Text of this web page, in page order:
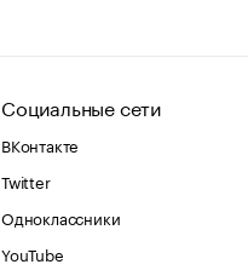
Социальные сети
ВКонтакте
Twitter
Одноклассники
YouTube